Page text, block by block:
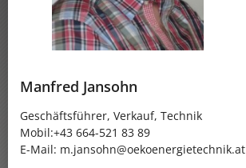
Manfred Jansohn
Geschäftsführer, Verkauf, Technik
Mobil:+43 664-521 83 89
E-Mail: m.jansohn@oekoenergietechnik.at